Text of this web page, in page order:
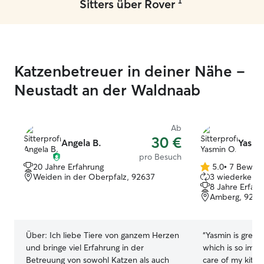
Ich kümmere mich mit Herz, Geduld und
manchmal arbeite ich auch im
Homeoffice. An den Wochenenden bin
ich ebenfalls ab ca. 16 Uhr zu Hause,
zu machen. Für die Sicherheit der Tiere
ist bestens gesorgt: Sie befinden sich in
meiner Wohnung und haben bei Bedarf
ein eigenes Zimmer, das sich auch
separat schließen lässt. Dort kann auf
Sitters über Rover
Katzenbetreuer in deiner Nähe –
Neustadt an der Waldnaab
Angela B.
Ab
30 €
pro Besuch
20 Jahre Erfahrung
Weiden in der Oberpfalz, 92637
Über: Ich liebe Tiere von ganzem Herzen
und bringe viel Erfahrung in der
Betreuung von sowohl Katzen als auch
5.0
von
5
Sternen
5.0• 7
3
8 Jahre
Amberg,
“Yasmin is
which is so
care of my